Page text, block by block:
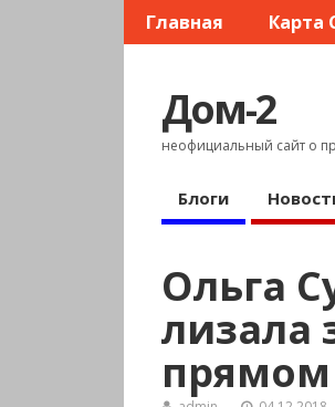
Главная Карта
Дом-2
неофициальный сайт о
Блоги
Ольга
лизала
прямом